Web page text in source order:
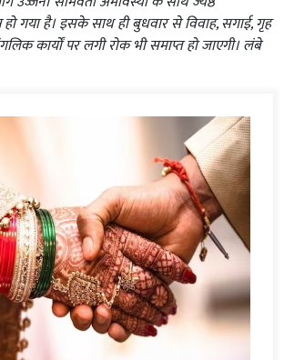
गया है। इसके साथ ही बुधवार से विवाह, सगाई, गृह
कार्यों पर लगी रोक भी समाप्त हो जाएगी। लंबे